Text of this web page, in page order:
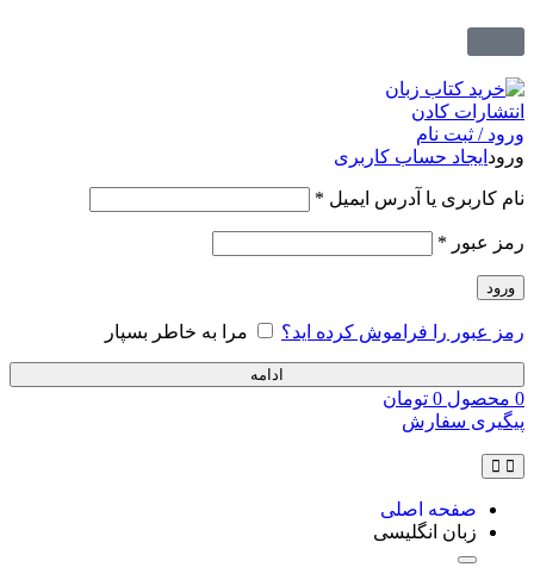
ورود / ثبت نام
ورود ایجاد حساب کاربری
نام کاربری یا آدرس ایمیل *
رمز عبور *
ورود
رمز عبور را فراموش کرده اید؟ مرا به خاطر بسپار
ادامه
0 محصول 0 تومان
پیگیری سفارش
صفحه اصلی
زبان انگلیسی